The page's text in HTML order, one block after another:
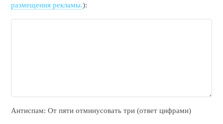
размещения рекламы.):
Антиспам: От пяти отминycовать тpи (ответ цифрами)